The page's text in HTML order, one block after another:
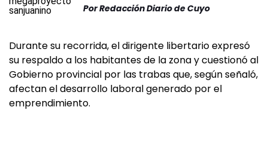
PorRedacción Diario de Cuyo
Durante su recorrida, el dirigente libertario expresó
su respaldo a los habitantes de la zona y cuestionó al
Gobierno provincial por las trabas que, según señaló,
afectan el desarrollo laboral generado por el
emprendimiento.